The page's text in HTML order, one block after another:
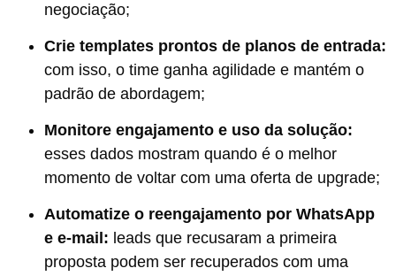
negociação;
Crie templates prontos de planos de entrada:
com isso, o time ganha agilidade e mantém o
padrão de abordagem;
Monitore engajamento e uso da solução:
esses dados mostram quando é o melhor
momento de voltar com uma oferta de upgrade;
Automatize o reengajamento por WhatsApp
e e-mail: leads que recusaram a primeira
proposta podem ser recuperados com uma